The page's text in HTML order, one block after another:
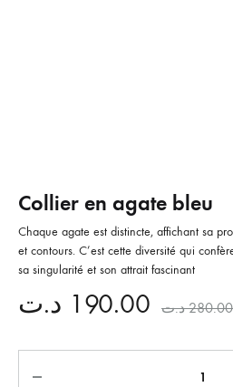
Collier en agate bleu
Chaque agate est distincte, affichant sa
et contours. C’est cette diversité qui
sa singularité et son attrait fascinant
190.00 د.ت 280.00 د.ت